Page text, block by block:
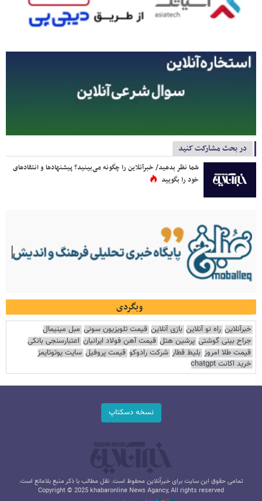
در بحث مشارکت کنید
شما نظر بدهید/ خبرآنلاین را چگونه می‌بینید؟ پیشنهادها و انتقادهای
خود را بگویید
وبگردی
خبرآنلاین راه نو آنلاین بازی آنلاین قیمت تلویزیون سونی مبل مینیمال
جراح بینی گوشتی پرشین هتل قیمت آهن فولاد ایرانیان اعتبارسنجی بانکی
قیمت طلا امروز بلیط قطار شرکت رادوکو قیمت پروفیل سایت یوتوتایمز
خرید اکانت chatgpt
نسخه دسکتاپ
تمامی حقوق این سایت برای خبرآنلاین محفوظ است. نقل مطالب با ذکر منبع بلامانع است.
Copyright © 2025 khabaronline News Agancy, All rights reserved